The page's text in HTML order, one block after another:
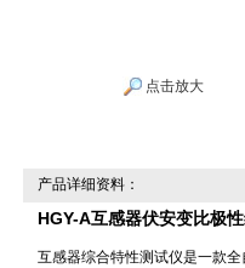
点击放大
产品详细资料：
HGY-A互感器伏安变比极
互感器综合特性测试仪是一款